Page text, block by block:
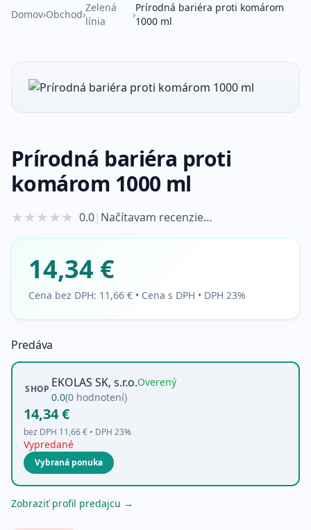
Domov›Obchod›
Zelená
línia
›
Prírodná bariéra proti komárom
1000 ml
Prírodná bariéra proti
komárom 1000 ml
★★★★★ 0.0| Načítavam recenzie…
14,34 €
Cena bez DPH: 11,66 € • Cena s DPH • DPH 23%
Predáva
SHOP EKOLAS SK, s.r.o.Overený
0.0(0 hodnotení)
14,34 €
bez DPH 11,66 € • DPH 23%
Vypredané
Vybraná ponuka
Zobraziť profil predajcu →